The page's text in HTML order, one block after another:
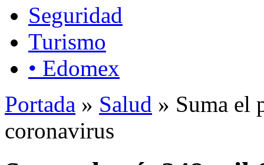
Seguridad
Turismo
• Edomex
Portada » Salud » Suma el
coronavirus